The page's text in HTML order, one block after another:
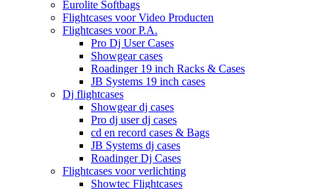
Eurolite Softbags
Flightcases voor Video Producten
Flightcases voor P.A.
Pro Dj User Cases
Showgear cases
Roadinger 19 inch Racks & Cases
JB Systems 19 inch cases
Dj flightcases
Showgear dj cases
Pro dj user dj cases
cd en record cases & Bags
JB Systems dj cases
Roadinger Dj Cases
Flightcases voor verlichting
Showtec Flightcases